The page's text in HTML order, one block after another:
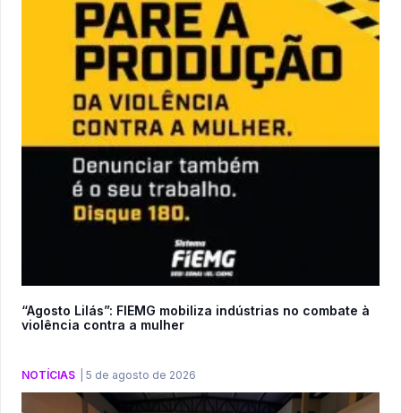
“Agosto Lilás”: FIEMG mobiliza indústrias no combate à
violência contra a mulher
NOTÍCIAS 5 de agosto de 2026